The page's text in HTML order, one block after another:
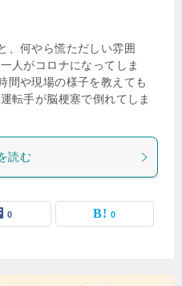
、何やら慌ただしい雰囲
人がコロナになってしま
間や現場の様子を教えても
転手が脳梗塞で倒れてしま
読む
0 0